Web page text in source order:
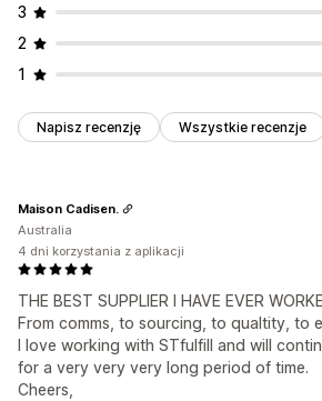
3
2
1
Napisz recenzję Wszystkie recenzje
THE BEST SUPPLIER I HAVE EVER
From comms, to sourcing, to qualtity, to
I love working with STfulfill and will
for a very very very long period of time.
Cheers,
Maison Cadisen.
Australia
4 dni korzystania z aplikacji